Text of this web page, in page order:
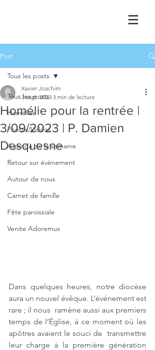
Post
Tous les posts
Homélies
Photos/Vidéos
Agenda de la semaine
Retour sur évènement
Autour de nous
Carnet de famille
Fête paroissiale
Venite Adoremus
Tous les posts
Homélie pour la rentrée |
3/09/2023 | P. Damien
Desquesne
Xavier Joachim
3 sept. 2023 3 min de lecture
Dans quelques heures, notre diocèse
aura un nouvel évêque. L’événement est
rare ; il nous  ramène aussi aux premiers
temps de l’Église, à ce moment où les
apôtres avaient le souci de  transmettre
leur charge à la première génération